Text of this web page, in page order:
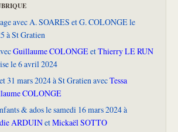
avec A. SOARES et G. COLONGE le
à St Gratien
Guillaume COLONGEetThierry LE RUN
le 6 avril 2024
31 mars 2024 à St Gratien avecTessa
COLONGE
& ados le samedi 16 mars 2024 à
ARDUINetMickaël SOTTO